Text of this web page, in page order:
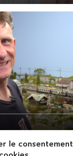
le consentement